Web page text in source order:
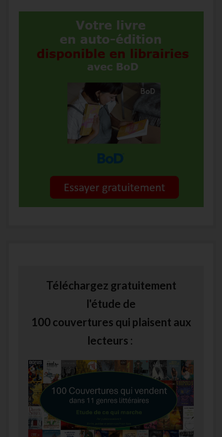
Téléchargez gratuitement
l'étude de
100 couvertures qui plaisent aux
lecteurs :